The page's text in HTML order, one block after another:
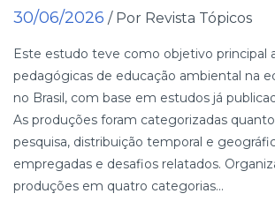
30/06/2026 / Por Revista Tópicos
Este estudo teve como objetivo principal
pedagógicas de educação ambiental na
no Brasil, com base em estudos já
As produções foram categorizadas
pesquisa, distribuição temporal e
empregadas e desafios relatados.
produções em quatro categorias...